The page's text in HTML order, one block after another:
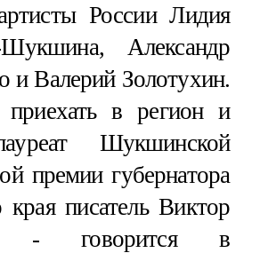
России Лидия
Шукшина, Александр
и Валерий Золотухин.
приехать в регион и
Шукшинской
премии губернатора
края писатель Виктор
- говорится в